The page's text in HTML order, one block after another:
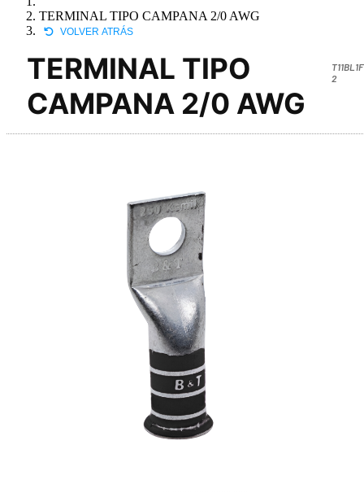
TERMINAL TIPO CAMPANA 2/0 AWG
VOLVER ATRÁS
TERMINAL TIPO
CAMPANA 2/0 AWG
2